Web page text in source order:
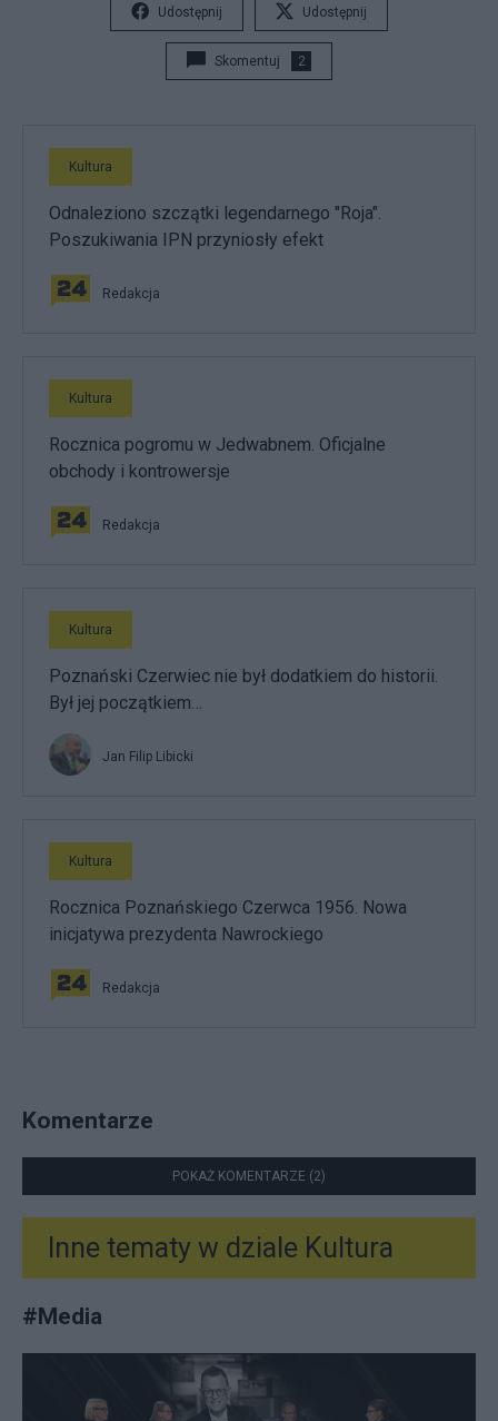
Udostępnij Udostępnij
Skomentuj 2
Kultura
Odnaleziono szczątki legendarnego "Roja".
Poszukiwania IPN przyniosły efekt
Redakcja
Kultura
Rocznica pogromu w Jedwabnem. Oficjalne
obchody i kontrowersje
Redakcja
Kultura
Poznański Czerwiec nie był dodatkiem do historii.
Był jej początkiem…
Jan Filip Libicki
Kultura
Rocznica Poznańskiego Czerwca 1956. Nowa
inicjatywa prezydenta Nawrockiego
Redakcja
Komentarze
POKAŻ KOMENTARZE (2)
Inne tematy w dziale Kultura
#Media